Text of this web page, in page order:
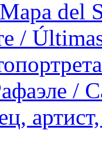
del
/
/